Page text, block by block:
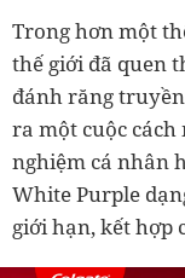
Trong hơn một
thế giới đã quen
đánh răng
ra một cuộc
nghiệm cá nhân
White Purple
giới hạn, kết hợp